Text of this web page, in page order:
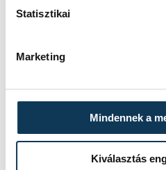
Statisztikai
Marketing
Mindennek a
Kiválasztás